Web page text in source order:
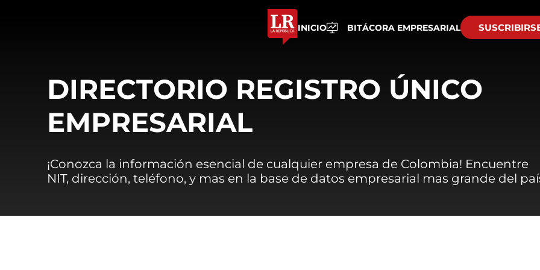
INICIO BITÁCORA EMPRESARIAL
DIRECTORIO REGISTRO ÚNICO
EMPRESARIAL
¡Conozca la información esencial de cualquier empresa de Colombia! Encuentre
NIT, dirección, teléfono, y mas en la base de datos empresarial mas grande del